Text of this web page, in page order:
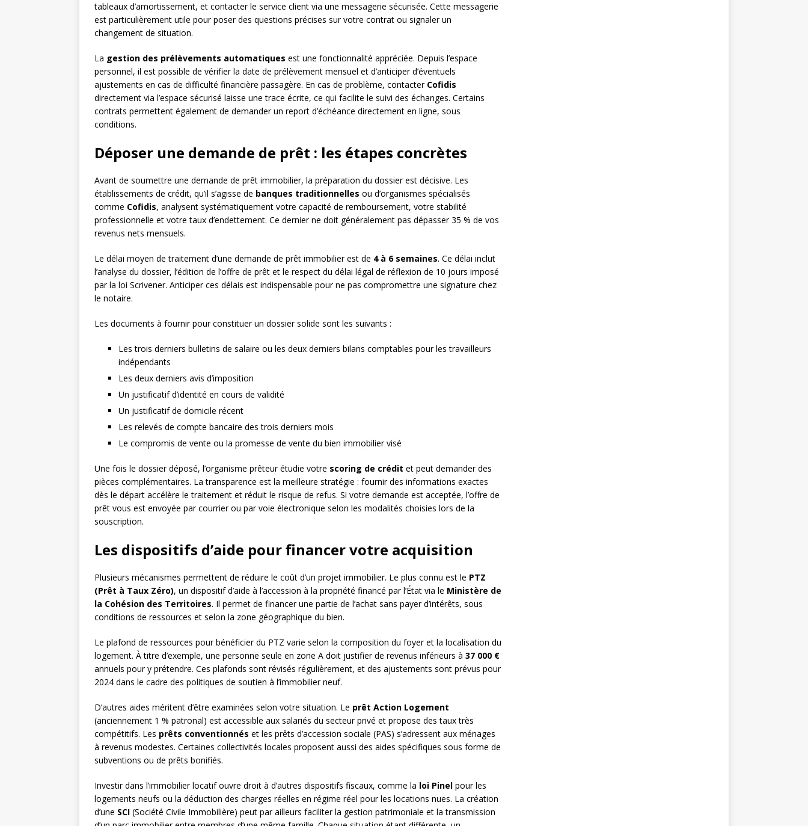
tableaux d’amortissement, et contacter le service client via une messagerie sécurisée. Cette messagerie
est particulièrement utile pour poser des questions précises sur votre contrat ou signaler un
changement de situation.
La gestion des prélèvements automatiques est une fonctionnalité appréciée. Depuis l’espace
personnel, il est possible de vérifier la date de prélèvement mensuel et d’anticiper d’éventuels
ajustements en cas de difficulté financière passagère. En cas de problème, contacter Cofidis
directement via l’espace sécurisé laisse une trace écrite, ce qui facilite le suivi des échanges. Certains
contrats permettent également de demander un report d’échéance directement en ligne, sous
conditions.
Déposer une demande de prêt : les étapes concrètes
Avant de soumettre une demande de prêt immobilier, la préparation du dossier est décisive. Les
établissements de crédit, qu’il s’agisse de banques traditionnelles ou d’organismes spécialisés
comme Cofidis, analysent systématiquement votre capacité de remboursement, votre stabilité
professionnelle et votre taux d’endettement. Ce dernier ne doit généralement pas dépasser 35 % de vos
revenus nets mensuels.
Le délai moyen de traitement d’une demande de prêt immobilier est de 4 à 6 semaines. Ce délai inclut
l’analyse du dossier, l’édition de l’offre de prêt et le respect du délai légal de réflexion de 10 jours imposé
par la loi Scrivener. Anticiper ces délais est indispensable pour ne pas compromettre une signature chez
le notaire.
Les documents à fournir pour constituer un dossier solide sont les suivants :
Les trois derniers bulletins de salaire ou les deux derniers bilans comptables pour les travailleurs
indépendants
Les deux derniers avis d’imposition
Un justificatif d’identité en cours de validité
Un justificatif de domicile récent
Les relevés de compte bancaire des trois derniers mois
Le compromis de vente ou la promesse de vente du bien immobilier visé
Une fois le dossier déposé, l’organisme prêteur étudie votre scoring de crédit et peut demander des
pièces complémentaires. La transparence est la meilleure stratégie : fournir des informations exactes
dès le départ accélère le traitement et réduit le risque de refus. Si votre demande est acceptée, l’offre de
prêt vous est envoyée par courrier ou par voie électronique selon les modalités choisies lors de la
souscription.
Les dispositifs d’aide pour financer votre acquisition
Plusieurs mécanismes permettent de réduire le coût d’un projet immobilier. Le plus connu est le PTZ
(Prêt à Taux Zéro), un dispositif d’aide à l’accession à la propriété financé par l’État via le Ministère de
la Cohésion des Territoires. Il permet de financer une partie de l’achat sans payer d’intérêts, sous
conditions de ressources et selon la zone géographique du bien.
Le plafond de ressources pour bénéficier du PTZ varie selon la composition du foyer et la localisation du
logement. À titre d’exemple, une personne seule en zone A doit justifier de revenus inférieurs à 37 000 €
annuels pour y prétendre. Ces plafonds sont révisés régulièrement, et des ajustements sont prévus pour
2024 dans le cadre des politiques de soutien à l’immobilier neuf.
D’autres aides méritent d’être examinées selon votre situation. Le prêt Action Logement
(anciennement 1 % patronal) est accessible aux salariés du secteur privé et propose des taux très
compétitifs. Les prêts conventionnés et les prêts d’accession sociale (PAS) s’adressent aux ménages
à revenus modestes. Certaines collectivités locales proposent aussi des aides spécifiques sous forme de
subventions ou de prêts bonifiés.
Investir dans l’immobilier locatif ouvre droit à d’autres dispositifs fiscaux, comme la loi Pinel pour les
logements neufs ou la déduction des charges réelles en régime réel pour les locations nues. La création
d’une SCI (Société Civile Immobilière) peut par ailleurs faciliter la gestion patrimoniale et la transmission